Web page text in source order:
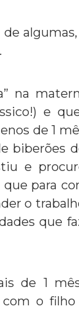
na
e
de 1
biberões
e
para
o
que
de 1
o